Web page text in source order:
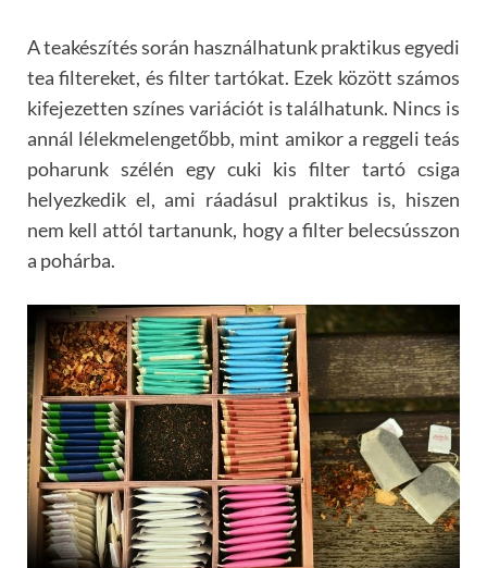
A teakészítés során használhatunk praktikus egyedi
tea filtereket, és filter tartókat. Ezek között számos
kifejezetten színes variációt is találhatunk. Nincs is
annál lélekmelengetőbb, mint amikor a reggeli teás
poharunk szélén egy cuki kis filter tartó csiga
helyezkedik el, ami ráadásul praktikus is, hiszen
nem kell attól tartanunk, hogy a filter belecsússzon
a pohárba.